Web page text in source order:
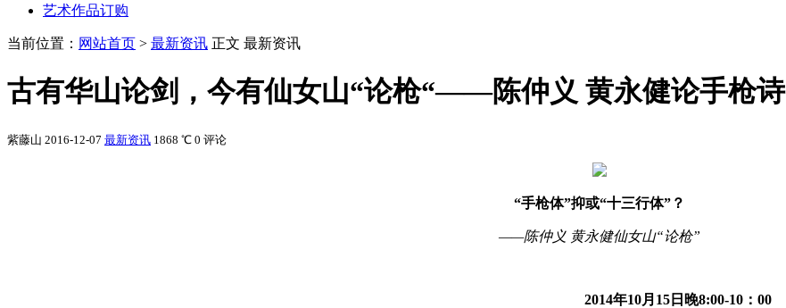
艺术作品订购
当前位置： 网站首页 > 最新资讯 正文 最新资讯
古有华山论剑，今有仙女山“论枪“——陈仲义 黄永健论手枪诗
紫藤山 2016-12-07 最新资讯 1868 ℃ 0 评论
“手枪体”抑或“十三行体”？
——陈仲义 黄永健仙女山“论枪”
2014年10月15日晚8:00-10：00